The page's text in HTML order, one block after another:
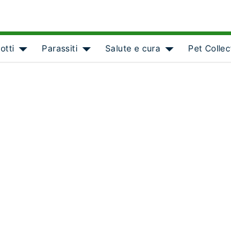
Parassiti
Salute e cura
Show
Pet